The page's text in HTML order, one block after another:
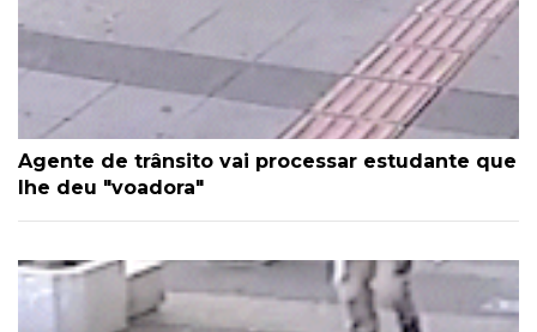
Agente de trânsito vai processar estudante que
lhe deu "voadora"